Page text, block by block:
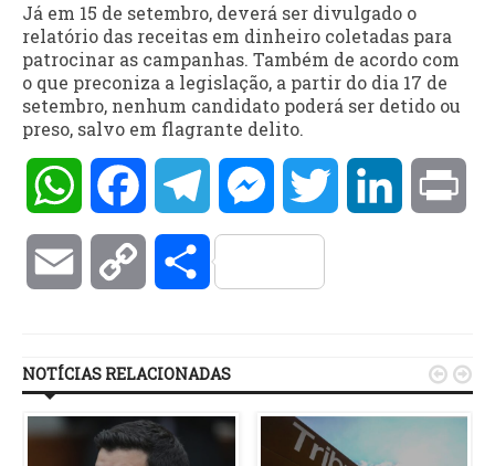
Já em 15 de setembro, deverá ser divulgado o
relatório das receitas em dinheiro coletadas para
patrocinar as campanhas. Também de acordo com
o que preconiza a legislação, a partir do dia 17 de
setembro, nenhum candidato poderá ser detido ou
preso, salvo em flagrante delito.
WhatsAppFacebookTelegramMessengerTwitter LinkedIn
Email Copy Compartilhar
NOTÍCIAS RELACIONADAS  